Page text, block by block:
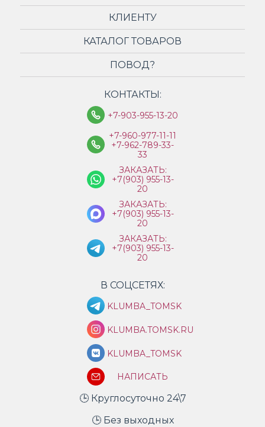
КЛИЕНТУ
КАТАЛОГ ТОВАРОВ
ПОВОД?
КОНТАКТЫ:
+7-903-955-13-20
+7-960-977-11-11
+7-962-789-33-
33
ЗАКАЗАТЬ:
+7(903) 955-13-
20
ЗАКАЗАТЬ:
+7(903) 955-13-
20
ЗАКАЗАТЬ:
+7(903) 955-13-
20
В СОЦСЕТЯХ:
KLUMBA_TOMSK
KLUMBA.TOMSK.RU
KLUMBA_TOMSK
НАПИСАТЬ
🕒 Круглосуточно 24\7
🕒 Без выходных